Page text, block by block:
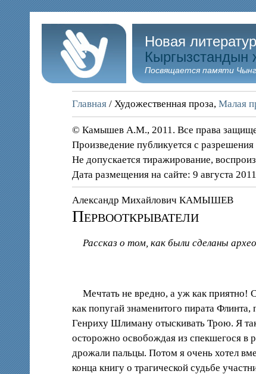
Новая
Кыргызстандын
Посвящается памяти
Главная / Художественная проза,Малая
© Камышев А.М., 2011. Все права
Произведение публикуется с разрешения
Не допускается тиражирование,
Дата размещения на сайте: 9 августа
Александр Михайлович КАМЫШЕВ
Первооткрыватели
Рассказ о том, как были сделаны
Мечтать не вредно, а уж как приятно!
как попугай знаменитого пирата
Генриху Шлиману отыскивать Трою. Я
осторожно освобождая из спекшегося в
дрожали пальцы. Потом я очень хотел
конца книгу о трагической судьбе